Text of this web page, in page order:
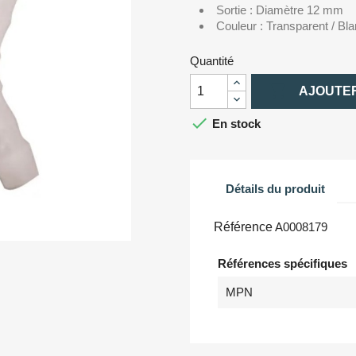
Sortie : Diamètre 12 mm
Couleur : Transparent /
Quantité
 En stock
Détails du produit
RéférenceA0008179
Références spécifiques
MPN